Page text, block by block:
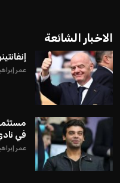
الاخبار الشائعة
عمر
في
عمر